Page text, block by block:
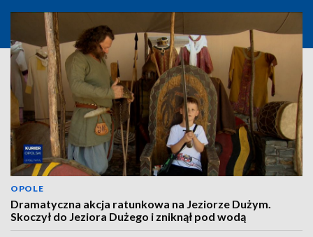
OPOLE
Dramatyczna akcja ratunkowa na Jeziorze Dużym.
Skoczył do Jeziora Dużego i zniknął pod wodą